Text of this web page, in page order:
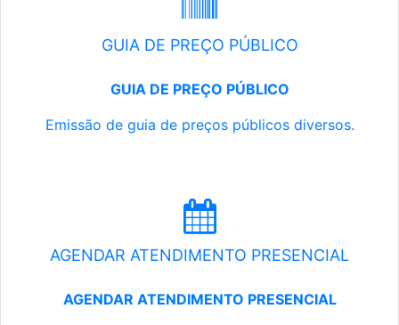
GUIA DE PREÇO PÚBLICO
GUIA DE PREÇO PÚBLICO
Emissão de guia de preços públicos diversos.
AGENDAR ATENDIMENTO PRESENCIAL
AGENDAR ATENDIMENTO PRESENCIAL